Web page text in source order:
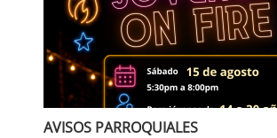
AVISOS PARROQUIALES